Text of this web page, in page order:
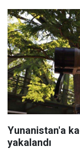
Yunanistan'a
yakalandı